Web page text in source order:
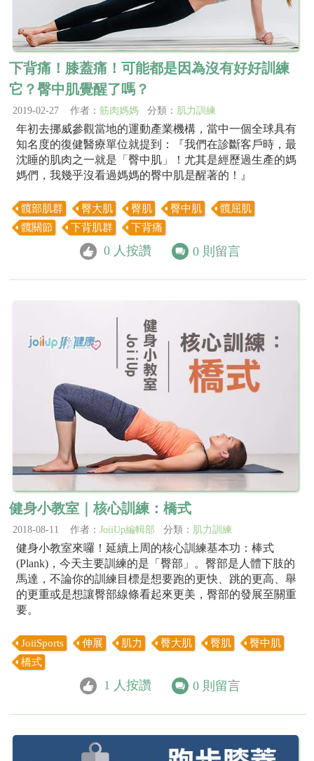
下背痛！膝蓋痛！可能都是因為沒有好好訓練
它？臀中肌覺醒了嗎？
2019-02-27 作者： 筋肉媽媽 分類： 肌力訓練
年初去挪威參觀當地的運動產業機構，當中一個全球具有
知名度的復健醫療單位就提到：『我們在診斷客戶時，最
沈睡的肌肉之一就是「臀中肌」！尤其是經歷過生產的媽
媽們，我幾乎沒看過媽媽的臀中肌是醒著的！』
髖部肌群 臀大肌 臀肌 臀中肌
髖屈肌
髖關節
下背肌群 下背痛
0 人按讚 0 則留言
健身小教室｜核心訓練：橋式
2018-08-11 作者： JoiiUp編輯部 分類： 肌力訓練
健身小教室來囉！延續上周的核心訓練基本功：棒式
(Plank)，今天主要訓練的是「臀部」。臀部是人體下肢的
馬達，不論你的訓練目標是想要跑的更快、跳的更高、舉
的更重或是想讓臀部線條看起來更美，臀部的發展至關重
要。
JoiiSports 伸展 肌力 臀大肌 臀肌
臀中肌
橋式
1 人按讚 0 則留言